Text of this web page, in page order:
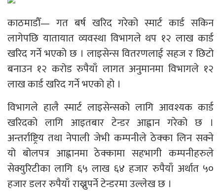
काठमाडौँ— गत बर्ष खरिद गरेको स्मार्ट कार्ड सकिन
लागेपछि यातायात व्यवस्था विभागले थप १२ लाख कार्ड
खरिद गर्ने भएको छ । लाइसेन्स वितरणलाई सहज र छिटो
बनाउन १२ करोड रुपैयाँ लागत अनुमानमा विभागले १२
लाख कार्ड खरिद गर्ने भएको हो ।
विभागले हालै स्मार्ट लाइसेन्सको लागि आवश्यक कार्ड
खरिदको लागि आइतबार टेन्डर आह्वान गरेको छ ।
अन्तर्राष्ट्रिय तथा नेपाली जेभी कम्पनीले ठेक्का लिन सक्ने
यो बोलपत्र आह्वानमा ठेक्कामा सहभागी कम्पनीहरुले
सेक्युरिटीका लागि ६५ लाख ६४ हजार रुपैयाँ अर्थात ५०
हजार डलर रुपैयाँ राख्नुपर्ने टेन्डरमा उल्लेख छ ।